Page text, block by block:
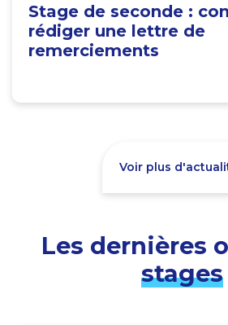
Stage de seconde :
rédiger une lettre de
remerciements
Voir plus
Les dernières
stages